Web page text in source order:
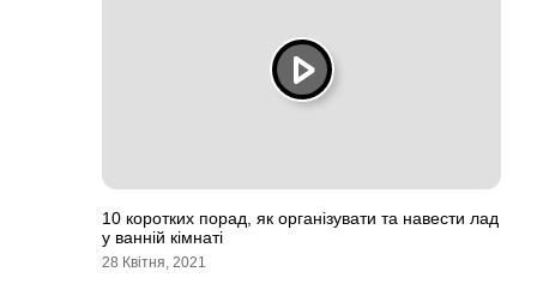
10 коротких порад, як організувати та навести лад
у ванній кімнаті
28 Квітня, 2021